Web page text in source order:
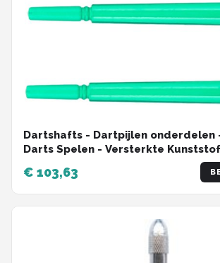
Dartshafts - Dartpijlen onderdelen
Darts Spelen - Versterkte
€ 103,63